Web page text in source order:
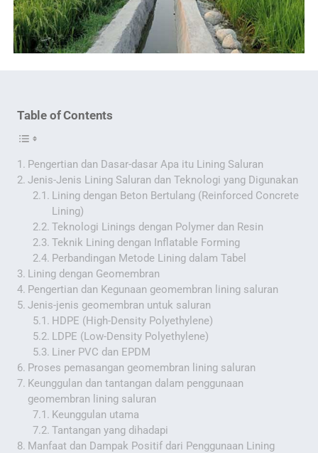
Table of Contents
Pengertian dan Dasar-dasar Apa itu Lining Saluran
Jenis-Jenis Lining Saluran dan Teknologi yang Digunakan
Lining dengan Beton Bertulang (Reinforced Concrete
Lining)
Teknologi Linings dengan Polymer dan Resin
Teknik Lining dengan Inflatable Forming
Perbandingan Metode Lining dalam Tabel
Lining dengan Geomembran
Pengertian dan Kegunaan geomembran lining saluran
Jenis-jenis geomembran untuk saluran
HDPE (High-Density Polyethylene)
LDPE (Low-Density Polyethylene)
Liner PVC dan EPDM
Proses pemasangan geomembran lining saluran
Keunggulan dan tantangan dalam penggunaan
geomembran lining saluran
Keunggulan utama
Tantangan yang dihadapi
Manfaat dan Dampak Positif dari Penggunaan Lining